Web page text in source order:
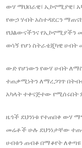
ውሃ ማህበራዊ፣ ኢኮኖሚያዊ፣
የውኃ ሃብት አስተዳደርን
የህልውናችንና የኢኮኖሚያችን
ወሳኝ የሆነ ስትራቴጂካዊ ሀብት
ውድ የሆነውን የውሃ ሀብት
ተጠቃሚነትን ለማረጋገጥ
አካላት ተቀናጅተው
ዜጎች ደህንነቱ የተጠበቀ ውሃ
መሬቶች ሁሉ ደህንነታቸው
ሀብቱን ጠብቆ በማቆየት